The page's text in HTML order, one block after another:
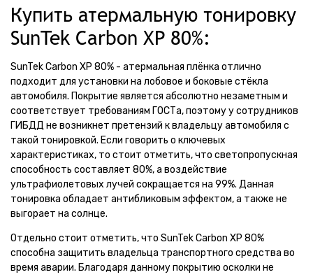
Купить атермальную тонировку
SunTek Carbon XP 80%:
SunTek Carbon XP 80% - атермальная плёнка отлично
подходит для установки на лобовое и боковые стёкла
автомобиля. Покрытие является абсолютно незаметным и
соответствует требованиям ГОСТа, поэтому у сотрудников
ГИБДД не возникнет претензий к владельцу автомобиля с
такой тонировкой. Если говорить о ключевых
характеристиках, то стоит отметить, что светопропускная
способность составляет 80%, а воздействие
ультрафиолетовых лучей сокращается на 99%. Данная
тонировка обладает антибликовым эффектом, а также не
выгорает на солнце.
Отдельно стоит отметить, что SunTek Carbon XP 80%
способна защитить владельца транспортного средства во
время аварии. Благодаря данному покрытию осколки не